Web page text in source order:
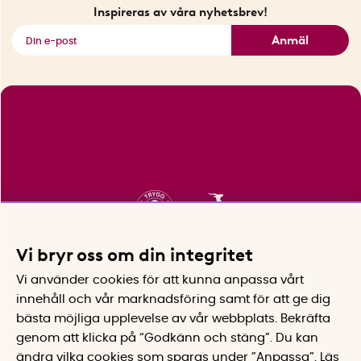
Inspireras av våra nyhetsbrev!
Anmäl
Vi bryr oss om din integritet
Vi använder cookies för att kunna anpassa vårt
innehåll och vår marknadsföring samt för att ge dig
bästa möjliga upplevelse av vår webbplats.
Bekräfta
genom att klicka på “Godkänn och stäng”. Du kan
ändra vilka cookies som sparas under ”Anpassa”.
Läs